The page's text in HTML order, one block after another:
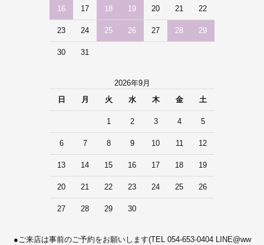
16 17 18 19 20 21 22
23 24 25 26 27 28 29
30 31
2026年9月
日
月 火 水 木 金 土
1 2 3 4 5
6 7 8 9 10 11 12
13 14 15 16 17 18 19
20 21 22 23 24 25 26
27 28 29 30
●ご来店は事前のご予約をお願いします(TEL 054-653-0404 LINE@ww